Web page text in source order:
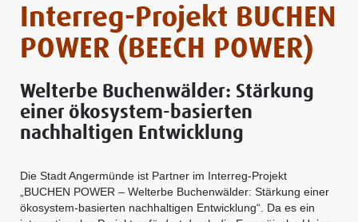
Interreg-Projekt BUCHEN
POWER (BEECH POWER)
Welterbe Buchenwälder: Stärkung
einer ökosystem-basierten
nachhaltigen Entwicklung
Die Stadt Angermünde ist Partner im Interreg-Projekt
„BUCHEN POWER – Welterbe Buchenwälder: Stärkung einer
ökosystem-basierten nachhaltigen Entwicklung“. Da es ein